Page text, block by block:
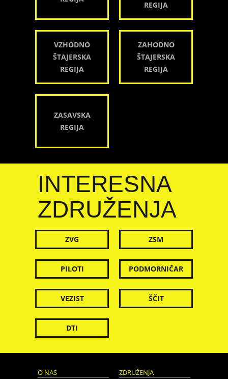
REGIJA
VZHODNO
ŠTAJERSKA
REGIJA
ZAHODNO
ŠTAJERSKA
REGIJA
ZASAVSKA
REGIJA
INTERESNA
ZDRUŽENJA
ZVG ZSM
PILOTI PODMORNIČAR
VEZIST ŠČIT
DTI
O NAS ZDRUŽENJA